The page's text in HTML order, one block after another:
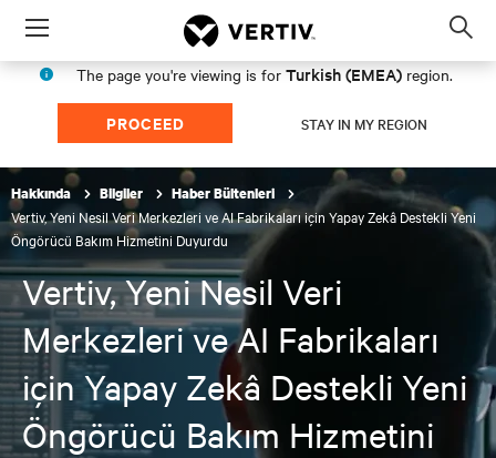
Menu
The page you're viewing is for Turkish (EMEA) region.
PROCEED STAY IN MY REGION
Hakkında Bilgiler Haber Bültenleri
Vertiv, Yeni Nesil Veri Merkezleri ve AI Fabrikaları için Yapay Zekâ Destekli Yeni
Öngörücü Bakım Hizmetini Duyurdu
Vertiv, Yeni Nesil Veri
Merkezleri ve AI Fabrikaları
için Yapay Zekâ Destekli Yeni
Öngörücü Bakım Hizmetini